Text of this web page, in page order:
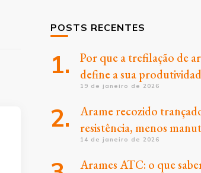
POSTS RECENTES
Por que a trefilação de
define a sua
19 de janeiro de 2026
Arame recozido
resistência, menos
14 de janeiro de 2026
Arames ATC: o que